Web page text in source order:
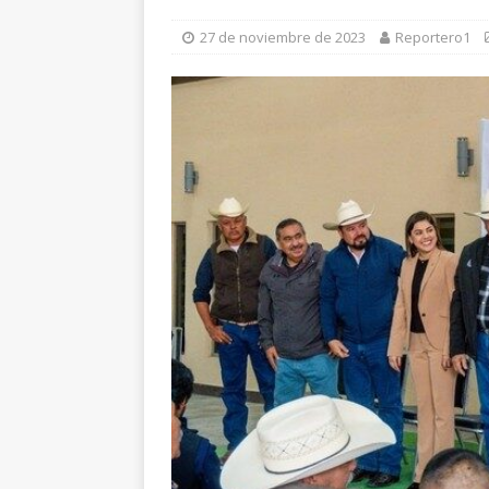
[ 22 de julio de 2026
27 de noviembre de 2023 Reportero1